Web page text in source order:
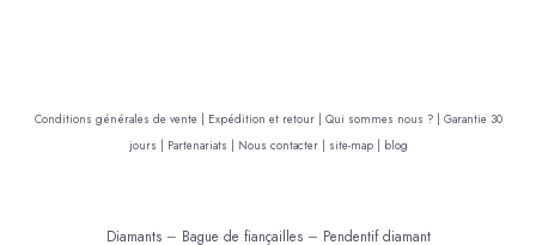
Conditions générales de vente | Expédition et retour | Qui sommes nous ? | Garantie 30
jours |
Partenariats | Nous contacter | site-map | blog
Diamants– Bague de fiançailles– Pendentif diamant